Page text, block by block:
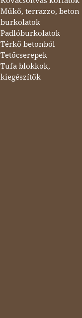
Műkő, terrazzo, beton
burkolatok
Padlóburkolatok
Térkő betonból
Tetőcserepek
Tufa blokkok,
kiegészítők